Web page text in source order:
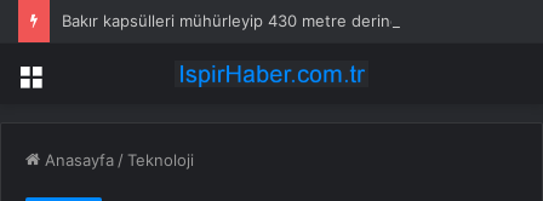
Bakır kapsülleri mühürleyip 430 metre derine gömecekler
Menü
Anasayfa /Teknoloji